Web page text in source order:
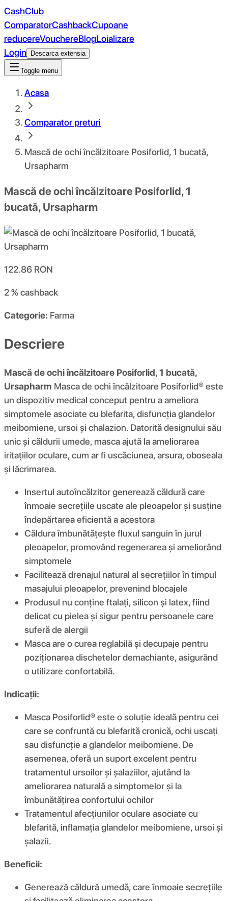
CashClub
ComparatorCashbackCupoane
reducereVouchereBlogLoializare
Login
Descarca extensia
Toggle menu
Acasa
Comparator preturi
Mască de ochi încălzitoare Posiforlid, 1 bucatǎ,
Ursapharm
Mască de ochi încălzitoare Posiforlid, 1
bucatǎ, Ursapharm
122.86 RON
2 %cashback
Categorie: Farma
Descriere
Mască de ochi încălzitoare Posiforlid, 1 bucatǎ,
Ursapharm Masca de ochi încălzitoare Posiforlid® este
un dispozitiv medical conceput pentru a ameliora
simptomele asociate cu blefarita, disfuncția glandelor
meibomiene, ursoi și chalazion. Datorită designului său
unic și căldurii umede, masca ajută la ameliorarea
iritațiilor oculare, cum ar fi uscăciunea, arsura, oboseala
și lăcrimarea.
Insertul autoîncălzitor generează căldură care
înmoaie secrețiile uscate ale pleoapelor și susține
îndepărtarea eficientă a acestora
Căldura îmbunătățește fluxul sanguin în jurul
pleoapelor, promovând regenerarea și ameliorând
simptomele
Facilitează drenajul natural al secrețiilor în timpul
masajului pleoapelor, prevenind blocajele
Produsul nu conține ftalați, silicon și latex, fiind
delicat cu pielea și sigur pentru persoanele care
suferă de alergii
Masca are o curea reglabilă și decupaje pentru
poziționarea dischetelor demachiante, asigurând
o utilizare confortabilă.
Indicații:
Masca Posiforlid® este o soluție ideală pentru cei
care se confruntă cu blefarită cronică, ochi uscați
sau disfuncție a glandelor meibomiene. De
asemenea, oferă un suport excelent pentru
tratamentul ursoilor și șalaziilor, ajutând la
ameliorarea naturală a simptomelor și la
îmbunătățirea confortului ochilor
Tratamentul afecțiunilor oculare asociate cu
blefarită, inflamația glandelor meibomiene, ursoi și
șalazii.
Beneficii:
Generează căldură umedă, care înmoaie secrețiile